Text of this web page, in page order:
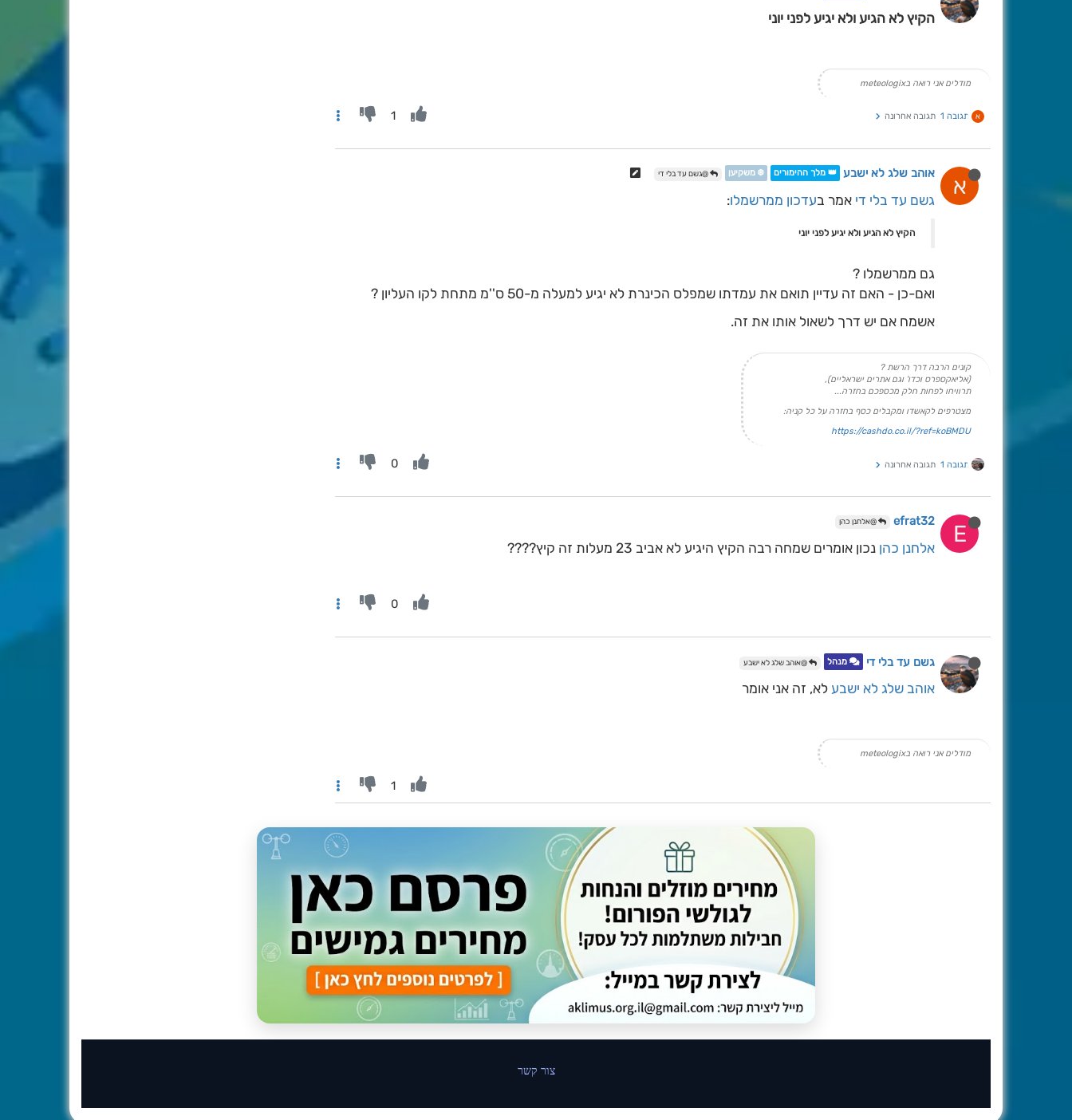
הקיץ לא הגיע ולא יגיע לפני יוני
מודלים אני רואה בmeteologix
א תגובה 1 תגובה אחרונה 1
א אוהב שלג לא ישבע 👑 מלך ההימורים ❄️ משקיען @גשם עד בלי די
גשם עד בלי די אמר בעדכון ממרשמלו:
הקיץ לא הגיע ולא יגיע לפני יוני
גם ממרשמלו ?
ואם-כן - האם זה עדיין תואם את עמדתו שמפלס הכינרת לא יגיע למעלה מ-50 ס''מ מתחת לקו העליון ?
אשמח אם יש דרך לשאול אותו את זה.
קונים הרבה דרך הרשת ?
(אליאקספרס וכדו' וגם אתרים ישראליים),
תרוויחו לפחות חלק מכספכם בחזרה...
מצטרפים לקאשדו ומקבלים כסף בחזרה על כל קניה:
https://cashdo.co.il/?ref=koBMDU
תגובה 1 תגובה אחרונה 0
E
efrat32 @אלחנן כהן
אלחנן כהן נכון אומרים שמחה רבה הקיץ היגיע לא אביב 23 מעלות זה קיץ????
0
גשם עד בלי די מנהל @אוהב שלג לא ישבע
אוהב שלג לא ישבע לא, זה אני אומר
מודלים אני רואה בmeteologix
1
צור קשר